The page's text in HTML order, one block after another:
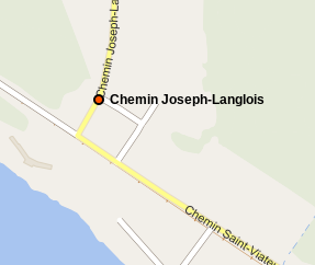
Chemin Joseph-Langlois